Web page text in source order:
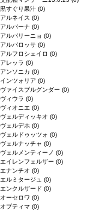
黒すぐり果汁 (0)
アルネイス (0)
アルバーナ (0)
アルバリーニョ (0)
アルバロッサ (0)
アルフロシェイロ (0)
アレッラ (0)
アンソニカ (0)
インツォリア (0)
ヴァイスブルグンダー (0)
ヴィウラ (0)
ヴィオニエ (0)
ヴェルディッキオ (0)
ヴェルデホ (0)
ヴェルドゥッツォ (0)
ヴェルナッチャ (0)
ヴェルメンティーノ (0)
エイレンフェルザー (0)
エナンチオ (0)
エルミタージュ (0)
エンクルザード (0)
オーセロワ (0)
オプティマ (0)